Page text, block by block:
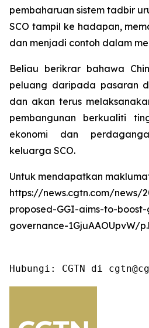
pembaharuan sistem tadbir
SCO tampil ke hadapan,
dan menjadi contoh dalam
Beliau berikrar bahawa
peluang daripada pasaran
dan akan terus
pembangunan berkualiti
ekonomi dan
keluarga SCO.
Untuk mendapatkan
https://news.cgtn.com/news/
proposed-GGI-aims-to-
governance-1GjuAAOUpvW/
Hubungi: CGTN di